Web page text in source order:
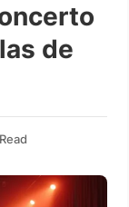
de